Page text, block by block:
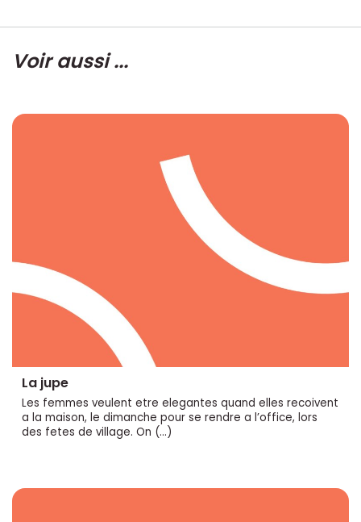
Voir aussi ...
La jupe
Les femmes veulent etre elegantes quand elles recoivent
a la maison, le dimanche pour se rendre a l’office, lors
des fetes de village. On (…)